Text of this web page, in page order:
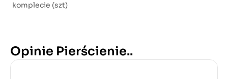
komplecie (szt)
Opinie Pierścienie..